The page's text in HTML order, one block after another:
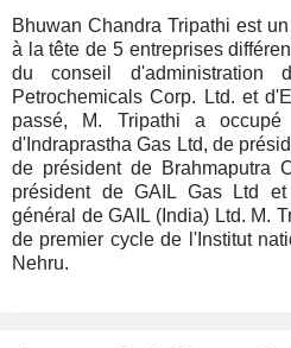
Bhuwan Chandra Tripathi est
à la tête de 5 entreprises
du conseil d'administration
Petrochemicals Corp. Ltd. et
passé, M. Tripathi a
d'Indraprastha Gas Ltd, de
de président de Brahmaputra
président de GAIL Gas Ltd
général de GAIL (India) Ltd. M.
de premier cycle de l'Institut
Nehru.